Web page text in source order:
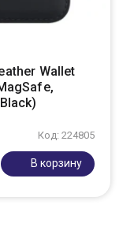
Wallet
Код: 224805
В корзину